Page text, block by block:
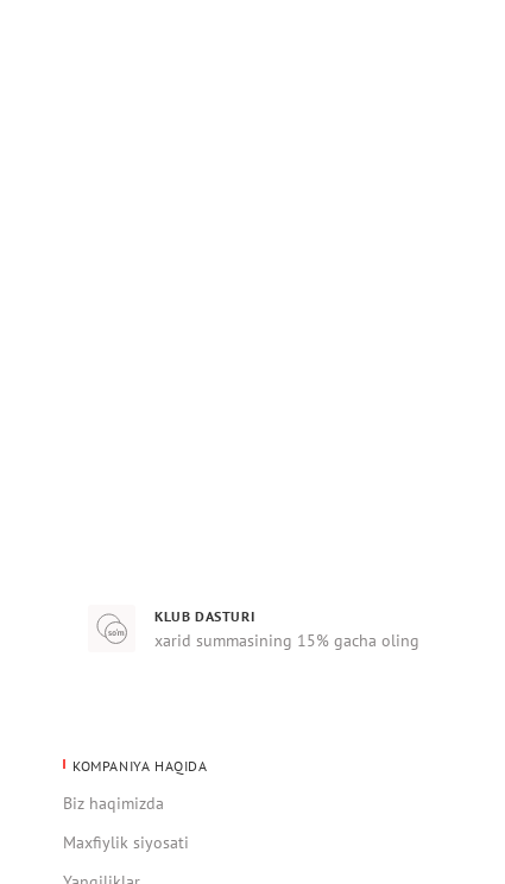
KLUB DASTURI
xarid summasining 15% gacha oling
KOMPANIYA HAQIDA
Biz haqimizda
Maxfiylik siyosati